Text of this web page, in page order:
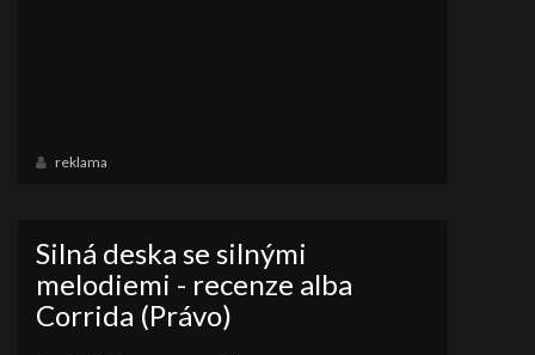
reklama
Silná deska se silnými
melodiemi - recenze alba
Corrida (Právo)